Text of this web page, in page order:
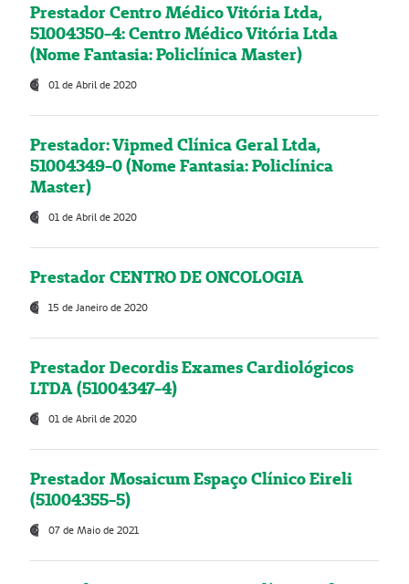
Prestador Centro Médico Vitória Ltda,
51004350-4: Centro Médico Vitória Ltda
(Nome Fantasia: Policlínica Master)
01 de Abril de 2020
Prestador: Vipmed Clínica Geral Ltda,
51004349-0 (Nome Fantasia: Policlínica
Master)
01 de Abril de 2020
Prestador CENTRO DE ONCOLOGIA
15 de Janeiro de 2020
Prestador Decordis Exames Cardiológicos
LTDA (51004347-4)
01 de Abril de 2020
Prestador Mosaicum Espaço Clínico Eireli
(51004355-5)
07 de Maio de 2021